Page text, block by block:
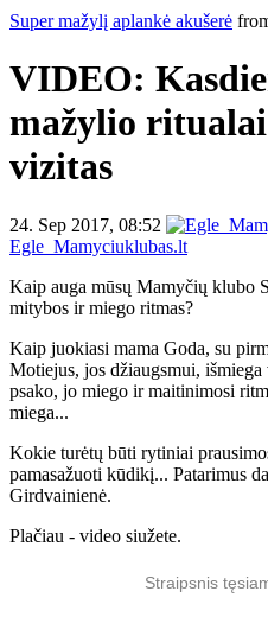
Super mažylį aplankė akušerė
VIDEO:
mažylio
vizitas
24. Sep 2017, 08:52
Egle_Mamyciuklubas.lt
Kaip auga mūsų Mamyčių klubo
mitybos ir miego ritmas?
Kaip juokiasi mama Goda, su
Motiejus, jos džiaugsmui, išmiega
psako, jo miego ir maitinimosi
miega...
Kokie turėtų būti rytiniai
pamasažuoti kūdikį... Patarimus
Girdvainienė.
Plačiau - video siužete.
Straipsnis